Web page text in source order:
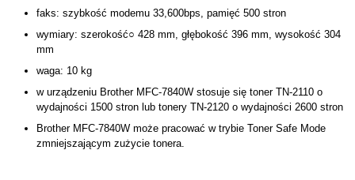
faks: szybkość modemu 33,600bps, pamięć 500 stron
wymiary: szerokość○ 428 mm, głębokość 396 mm, wysokość 304
mm
waga: 10 kg
w urządzeniu Brother MFC-7840W stosuje się toner TN-2110 o
wydajności 1500 stron lub tonery TN-2120 o wydajności 2600 stron
Brother MFC-7840W może pracować w trybie Toner Safe Mode
zmniejszającym zużycie tonera.